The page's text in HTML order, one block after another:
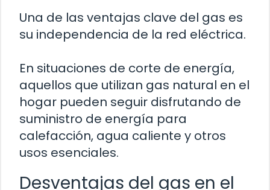
Una de las ventajas clave del gas es
su independencia de la red eléctrica.
En situaciones de corte de energía,
aquellos que utilizan gas natural en el
hogar pueden seguir disfrutando de
suministro de energía para
calefacción, agua caliente y otros
usos esenciales.
Desventajas del gas en el